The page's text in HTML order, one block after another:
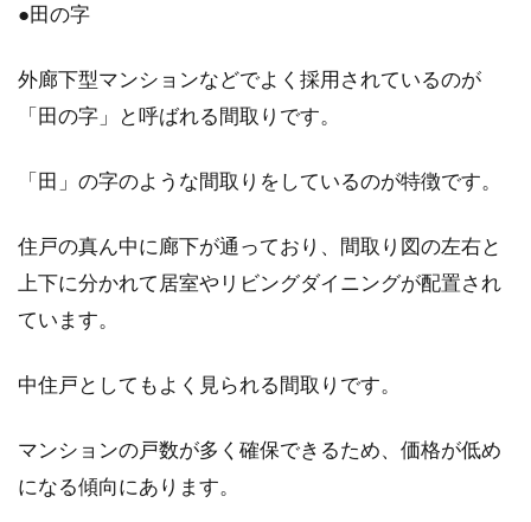
●田の字
外廊下型マンションなどでよく採用されているのが
「田の字」と呼ばれる間取りです。
「田」の字のような間取りをしているのが特徴です。
住戸の真ん中に廊下が通っており、間取り図の左右と
上下に分かれて居室やリビングダイニングが配置され
ています。
中住戸としてもよく見られる間取りです。
マンションの戸数が多く確保できるため、価格が低め
になる傾向にあります。